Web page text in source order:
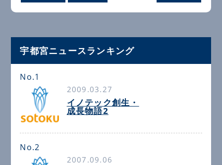
宇都宮ニュースランキング
No.1
2009.03.27
イノテック創生・
成長物語2
No.2
2007.09.06